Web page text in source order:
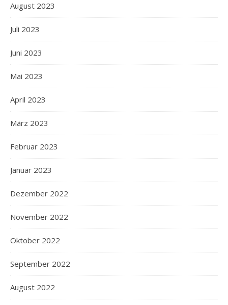
August 2023
Juli 2023
Juni 2023
Mai 2023
April 2023
März 2023
Februar 2023
Januar 2023
Dezember 2022
November 2022
Oktober 2022
September 2022
August 2022